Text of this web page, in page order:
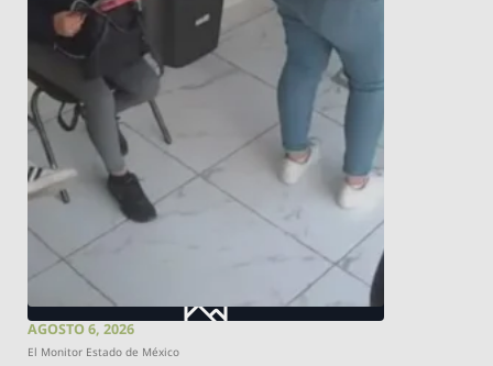
AGOSTO 6, 2026
El Monitor Estado de México